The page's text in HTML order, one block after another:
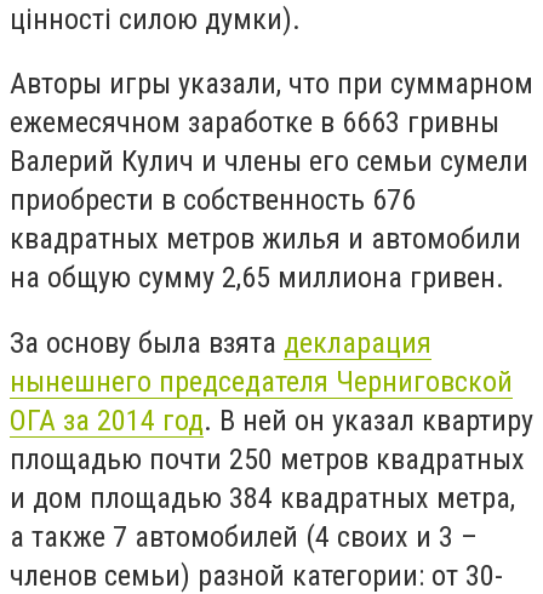
цінності силою думки).
Авторы игры указали, что при суммарном
ежемесячном заработке в 6663 гривны
Валерий Кулич и члены его семьи сумели
приобрести в собственность 676
квадратных метров жилья и автомобили
на общую сумму 2,65 миллиона гривен.
За основу была взята декларация
нынешнего председателя Черниговской
ОГА за 2014 год. В ней он указал квартиру
площадью почти 250 метров квадратных
и дом площадью 384 квадратных метра,
а также 7 автомобилей (4 своих и 3 –
членов семьи) разной категории: от 30-